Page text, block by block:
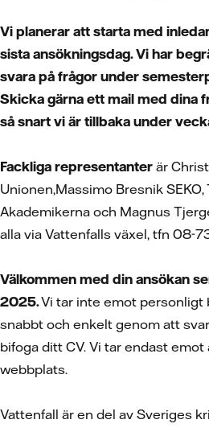
Vi planerar att starta med
sista ansökningsdag. Vi har
svara på frågor under
Skicka gärna ett mail med dina
så snart vi är tillbaka under
Fackliga representanter är
Unionen,Massimo Bresnik
Akademikerna och Magnus
alla via Vattenfalls växel, tfn 08-
Välkommen med din ansökan
2025.Vi tar inte emot personligt
snabbt och enkelt genom att
bifoga ditt CV. Vi tar endast emot
webbplats.
Vattenfall är en del av Sveriges